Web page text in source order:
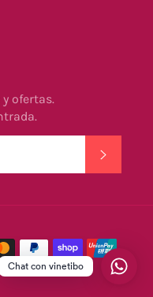
ofertas.
Chat con vinetibo